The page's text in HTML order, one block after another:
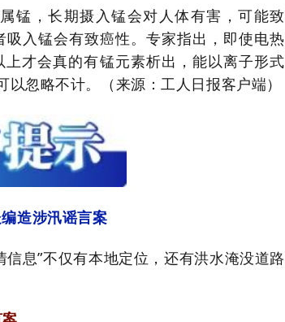
锰，长期摄入锰会对人体有害，可能致
入锰会有致癌性。专家指出，即使电热
才会真的有锰元素析出，能以离子形式
忽略不计。（来源：工人日报客户端）
造涉汛谣言案
信息”不仅有本地定位，还有洪水淹没道路